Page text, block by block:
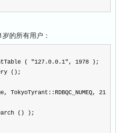
的所有用户：
( "127.0.0.1", 1978 );
();
, TokyoTyrant :: RDBQC_NUMEQ,
21
() );